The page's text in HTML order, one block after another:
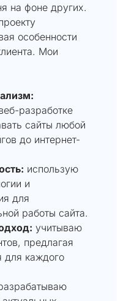
на фоне других.
особенности
Мои
разработке
сайты любой
до интернет-
использую
и
для
работы сайта.
учитываю
предлагая
для каждого